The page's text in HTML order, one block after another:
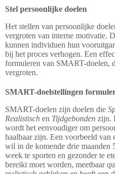
Stel persoonlijke doelen
Het stellen van persoonlijke
vergroten van interne motivatie.
kunnen individuen hun
bij het proces verhogen. Een
formuleren van SMART-doelen,
vergroten.
SMART-doelstellingen
SMART-doelen zijn doelen die
Realistisch en Tijdgebonden zijn.
wordt het eenvoudiger om
haalbaar zijn. Een voorbeeld
wil in de komende drie maanden
week te sporten en gezonder te
bereikt moet worden, meetbaar